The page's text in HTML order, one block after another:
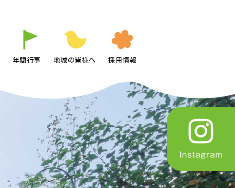
年間行事 地域の皆様へ 採用情報